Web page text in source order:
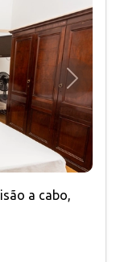
a cabo,